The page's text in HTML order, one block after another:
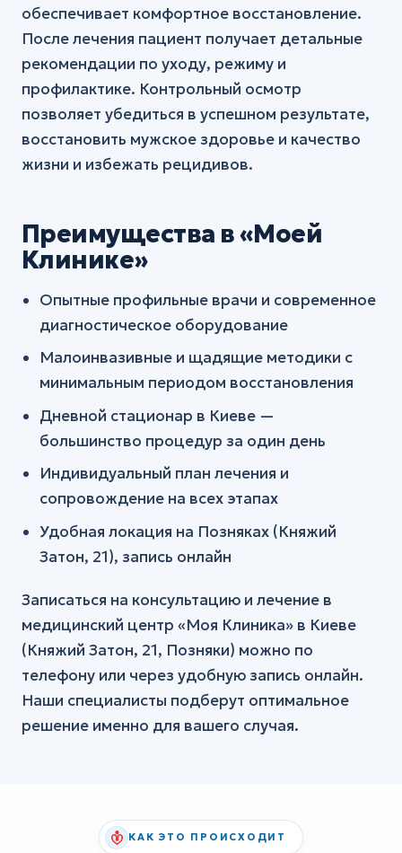
обеспечивает комфортное восстановление.
После лечения пациент получает детальные
рекомендации по уходу, режиму и
профилактике. Контрольный осмотр
позволяет убедиться в успешном результате,
восстановить мужское здоровье и качество
жизни и избежать рецидивов.
Преимущества в «Моей
Клинике»
Опытные профильные врачи и современное
диагностическое оборудование
Малоинвазивные и щадящие методики с
минимальным периодом восстановления
Дневной стационар в Киеве —
большинство процедур за один день
Индивидуальный план лечения и
сопровождение на всех этапах
Удобная локация на Позняках (Княжий
Затон, 21), запись онлайн
Записаться на консультацию и лечение в
медицинский центр «Моя Клиника» в Киеве
(Княжий Затон, 21, Позняки) можно по
телефону или через удобную запись онлайн.
Наши специалисты подберут оптимальное
решение именно для вашего случая.
КАК ЭТО ПРОИСХОДИТ